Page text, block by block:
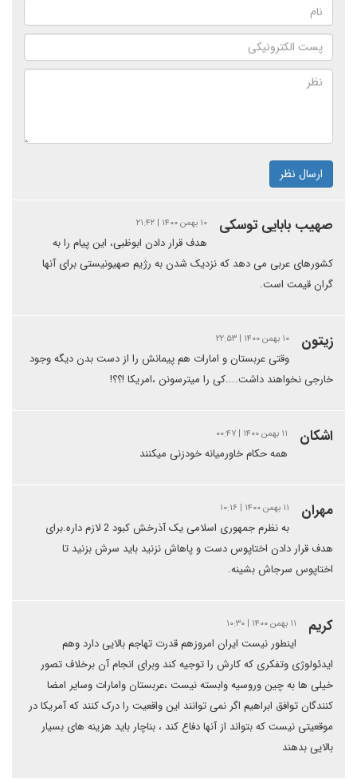
ارسال نظر
صهیب بابایی توسکی ۱۰ بهمن ۱۴۰۰ | ۲۱:۴۲
هدف قرار دادن ابوظبی، این پیام را به
کشورهای عربی می دهد که نزدیک شدن به رژیم صهیونیستی برای آنها
گران قیمت است.
زیتون ۱۰ بهمن ۱۴۰۰ | ۲۲:۵۳
وقتی عربستان و امارات هم پیمانش را از دست بدن دیگه وجود
خارجی نخواهند داشت....کی را میترسونن ،امریکا !؟؟!
اشکان ۱۱ بهمن ۱۴۰۰ | ۰۰:۴۷
همه حکام خاورمیانه خودزنی میکنند
مهران ۱۱ بهمن ۱۴۰۰ | ۱۰:۱۶
به نظرم جمهوری اسلامی یک آذرخش کبود 2 لازم داره.برای
هدف قرار دادن اختاپوس دست و پاهاش نزنید باید سرش بزنید تا
اختاپوس سرجاش بشینه.
کریم ۱۱ بهمن ۱۴۰۰ | ۱۰:۳۰
اینطور نیست ایران امروزهم قدرت تهاجم بالایی دارد وهم
ایدئولوژی وتفکری که کارش را توجیه کند وبرای انجام آن برخلاف تصور
خیلی ها به چین وروسیه وابسته نیست ،عربستان وامارات وسایر امضا
کنندگان توافق ابراهیم اگر نمی توانند این واقعیت را درک کنند که آمریکا در
موقعیتی نیست که بتواند از آنها دفاع کند ، بناچار باید هزینه های بسیار
بالایی بدهند